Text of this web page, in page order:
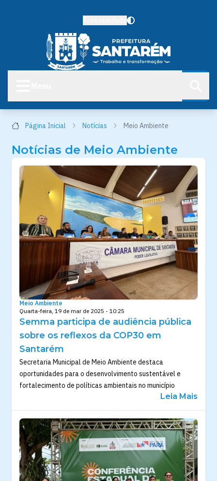
Página Inicial Notícias Meio Ambiente
Notícias de Meio Ambiente
Meio Ambiente
Quarta-feira, 19 de mar de 2025 - 10:25
Semma participa de audiência pública
sobre os reflexos da COP30 em
Santarém
Secretaria Municipal de Meio Ambiente destaca
oportunidades para o desenvolvimento sustentável e
fortalecimento de políticas ambientais no município
Leia Mais